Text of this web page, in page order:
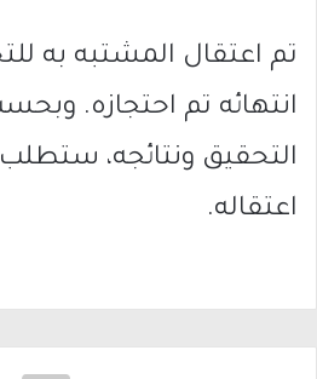
تم اعتقال المشتبه به
انتهائه تم احتجازه.
التحقيق ونتائجه،
اعتقاله.